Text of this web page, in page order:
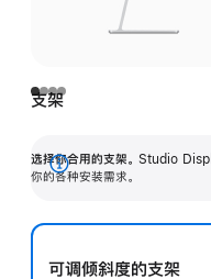
支架
选择你合用的支架。 Studio
你的各种安装需求。
展
可调倾斜度的支架